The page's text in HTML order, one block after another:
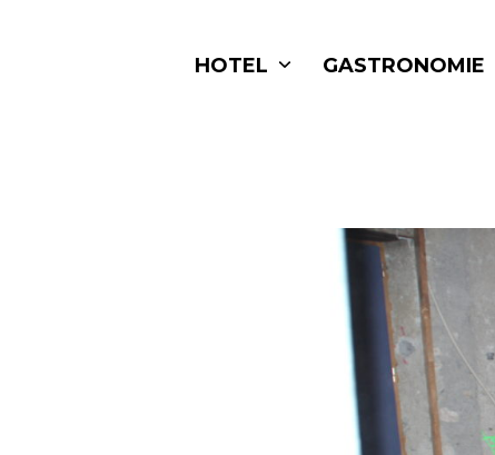
HOTEL GASTRONOMIE